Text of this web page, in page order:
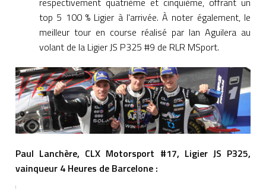
top 5 100 % Ligier à l'arrivée. À noter également, le
meilleur tour en course réalisé par Ian Aguilera au
volant de la Ligier JS P325 #9 de RLR MSport.
Paul Lanchère, CLX Motorsport #17, Ligier JS P325,
vainqueur 4 Heures de Barcelone :